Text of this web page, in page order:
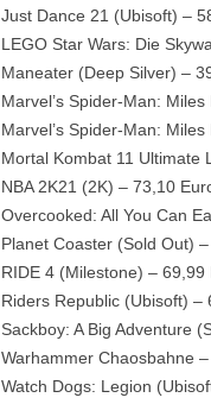
Just Dance 21 (Ubisoft) –
LEGO Star Wars: Die
Maneater (Deep Silver) –
Marvel’s Spider-Man:
Marvel’s Spider-Man:
Mortal Kombat 11 Ultimate
NBA 2K21 (2K) – 73,10
Overcooked: All You Can
Planet Coaster (Sold Out)
RIDE 4 (Milestone) – 69,99
Riders Republic (Ubisoft) –
Sackboy: A Big Adventure
Warhammer Chaosbahne
Watch Dogs: Legion